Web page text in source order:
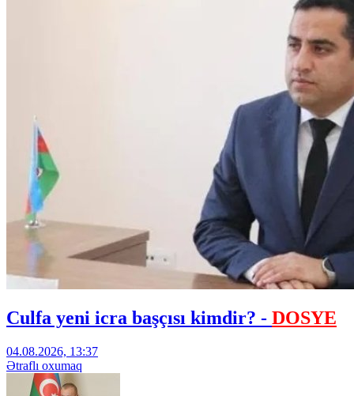
Culfa yeni icra başçısı kimdir? - DOSYE
04.08.2026, 13:37
Ətraflı oxumaq